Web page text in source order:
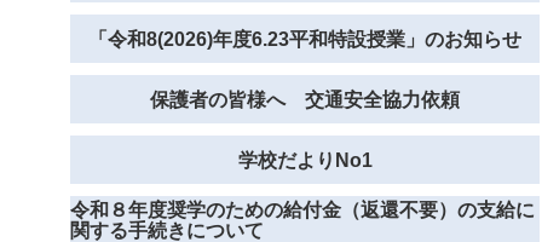
「令和8(2026)年度6.23平和特設授業」のお知らせ
保護者の皆様へ 交通安全協力依頼
学校だよりNo1
令和８年度奨学のための給付金（返還不要）の支給に
関する手続きについて